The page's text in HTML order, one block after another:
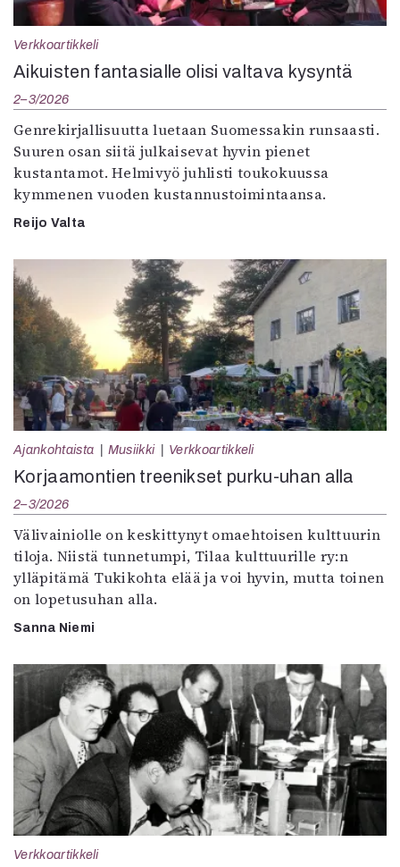
Verkkoartikkeli
Aikuisten fantasialle olisi valtava kysyntä
2–3/2026
Genrekirjallisuutta luetaan Suomessakin runsaasti.
Suuren osan siitä julkaisevat hyvin pienet
kustantamot. Helmivyö juhlisti toukokuussa
kymmenen vuoden kustannustoimintaansa.
Reijo Valta
Ajankohtaista Musiikki Verkkoartikkeli
Korjaamontien treenikset purku-uhan alla
2–3/2026
Välivainiolle on keskittynyt omaehtoisen kulttuurin
tiloja. Niistä tunnetumpi, Tilaa kulttuurille ry:n
ylläpitämä Tukikohta elää ja voi hyvin, mutta toinen
on lopetusuhan alla.
Sanna Niemi
Verkkoartikkeli